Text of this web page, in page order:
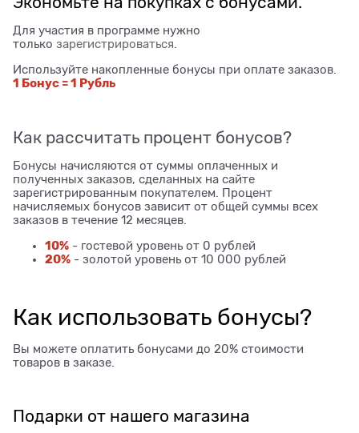
Для участия в программе нужно
только зарегистрироваться.
Используйте накопленные бонусы при оплате заказов.
1 Бонус = 1 Рубль
Как рассчитать процент бонусов?
Бонусы начисляются от суммы оплаченных и
полученных заказов, сделанных на сайте
зарегистрированным покупателем. Процент
начисляемых бонусов зависит от общей суммы всех
заказов в течение 12 месяцев.
10% - гостевой уровень от 0 рублей
20% - золотой уровень от 10 000 рублей
Как использовать бонусы?
Вы можете оплатить бонусами до 20% стоимости
товаров в заказе.
Подарки от нашего магазина